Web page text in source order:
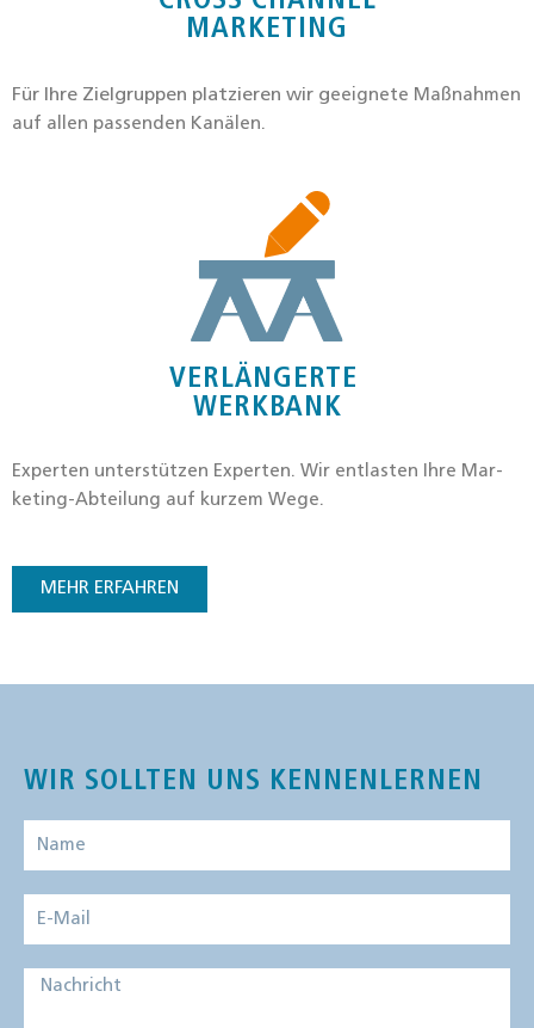
MARKETING
Für Ihre Ziel­grup­pen plat­zie­ren wir geeig­ne­te Maß­nah­men
auf allen pas­sen­den Kanä­len.
VERLÄNGERTE
WERK­BANK
Exper­ten unter­stüt­zen Exper­ten. Wir ent­las­ten Ihre Mar­
ke­ting-Abtei­lung auf kur­zem Wege.
MEHR ERFAH­REN
WIR SOLLTEN UNS KENNENLERNEN